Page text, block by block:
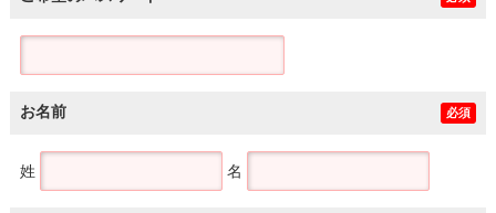
お名前 必須
姓 名